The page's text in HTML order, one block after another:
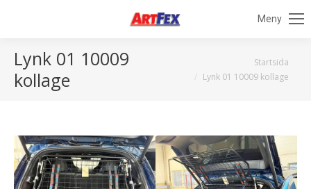
Meny
Lynk 01 10009
kollage
Startsida
Lynk 01 10009 kollage